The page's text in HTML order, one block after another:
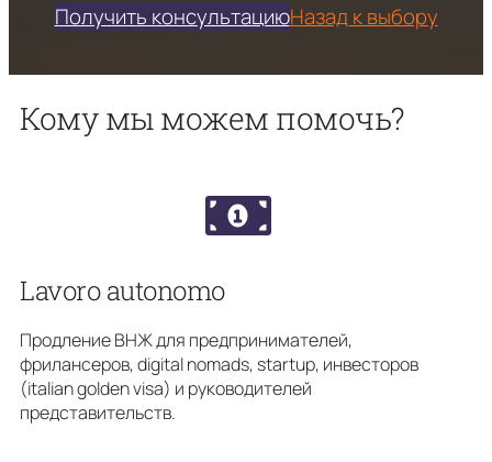
Получить консультациюНазад к выбору
Кому мы можем помочь?
Lavoro autonomo
Продление ВНЖ для предпринимателей,
фрилансеров, digital nomads, startup, инвесторов
(italian golden visa) и руководителей
представительств.